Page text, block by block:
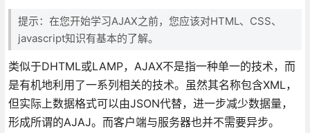
提示：在您开始学习AJAX之前，您应该对HTML、CSS、
javascript知识有基本的了解。
类似于DHTML或LAMP，AJAX不是指一种单一的技术，而
是有机地利用了一系列相关的技术。虽然其名称包含XML，
但实际上数据格式可以由JSON代替，进一步减少数据量，
形成所谓的AJAJ。而客户端与服务器也并不需要异步。